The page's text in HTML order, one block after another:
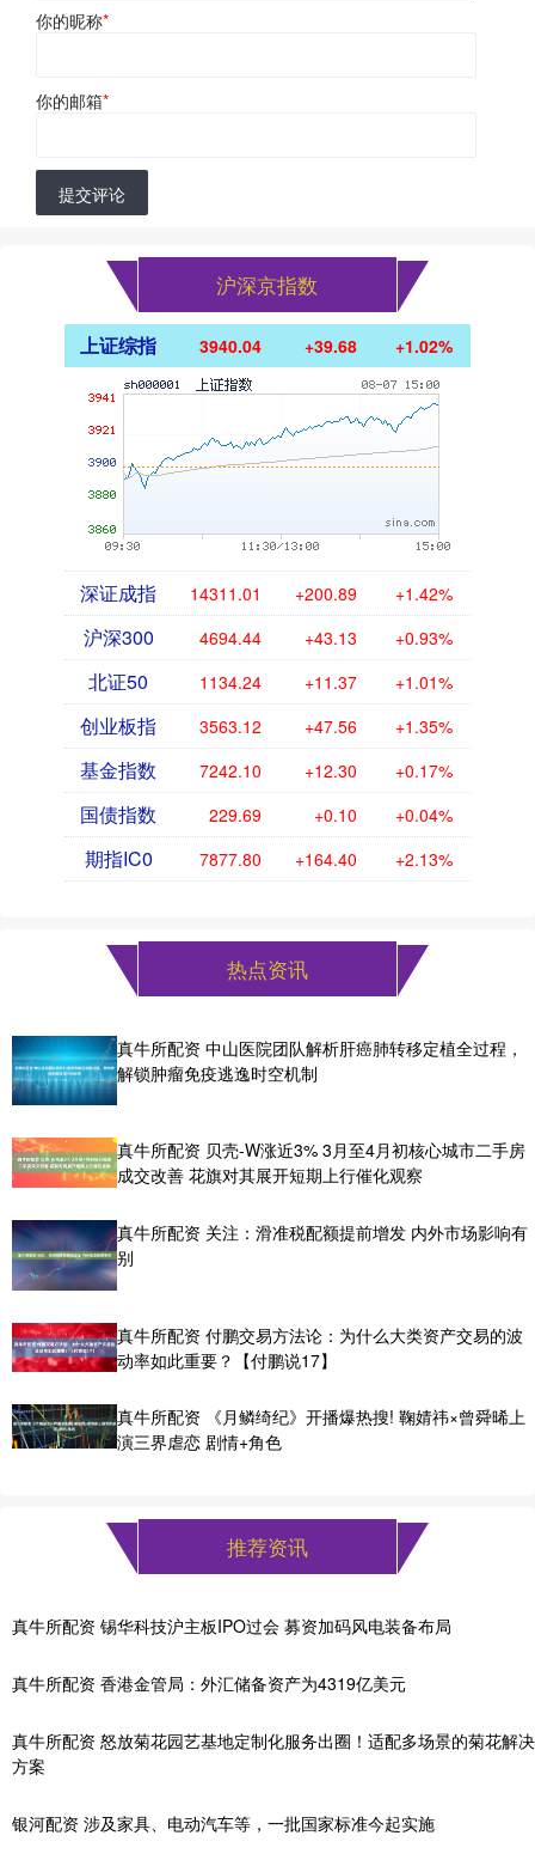
你的昵称*
你的邮箱*
提交评论
沪深京指数
上证综指 3940.04 +39.68 +1.02%
深证成指 14311.01 +200.89 +1.42%
沪深300 4694.44 +43.13 +0.93%
北证50 1134.24 +11.37 +1.01%
创业板指 3563.12 +47.56 +1.35%
基金指数 7242.10 +12.30 +0.17%
国债指数 229.69 +0.10 +0.04%
期指IC0 7877.80 +164.40 +2.13%
热点资讯
真牛所配资 中山医院团队解析肝癌肺转移定植全过程，
解锁肿瘤免疫逃逸时空机制
真牛所配资 贝壳-W涨近3% 3月至4月初核心城市二手房
成交改善 花旗对其展开短期上行催化观察
真牛所配资 关注：滑准税配额提前增发 内外市场影响有
别
真牛所配资 付鹏交易方法论：为什么大类资产交易的波
动率如此重要？【付鹏说17】
真牛所配资 《月鳞绮纪》开播爆热搜! 鞠婧祎×曾舜晞上
演三界虐恋 剧情+角色
推荐资讯
真牛所配资 锡华科技沪主板IPO过会 募资加码风电装备布局
真牛所配资 香港金管局：外汇储备资产为4319亿美元
真牛所配资 怒放菊花园艺基地定制化服务出圈！适配多场景的菊花解决
方案
银河配资 涉及家具、电动汽车等，一批国家标准今起实施